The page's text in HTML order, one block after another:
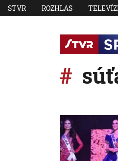
STVR ROZHLAS